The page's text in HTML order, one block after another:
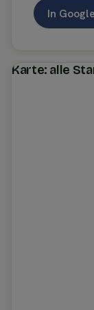
In
Karte: alle